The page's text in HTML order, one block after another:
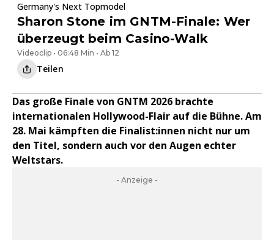
Germany's Next Topmodel
Sharon Stone im GNTM-Finale: Wer
überzeugt beim Casino-Walk
Videoclip • 06:48 Min • Ab 12
Teilen
Das große Finale von GNTM 2026 brachte
internationalen Hollywood-Flair auf die Bühne. Am
28. Mai kämpften die Finalist:innen nicht nur um
den Titel, sondern auch vor den Augen echter
Weltstars.
- Anzeige -